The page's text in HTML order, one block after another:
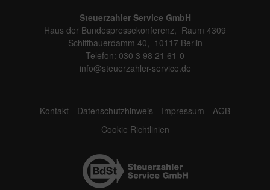
Steuerzahler Service GmbH
Haus der Bundespressekonferenz, Raum 4309
Schiffbauerdamm 40, 10117 Berlin
Telefon: 030 3 98 21 61-0
info@steuerzahler-service.de
Kontakt Datenschutzhinweis Impressum
AGB
Cookie Richtlinien